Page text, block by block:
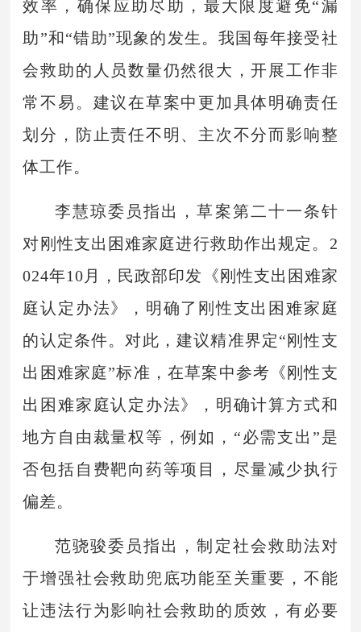
效率，确保应助尽助，最大限度避免“漏
助”和“错助”现象的发生。我国每年接受社
会救助的人员数量仍然很大，开展工作非
常不易。建议在草案中更加具体明确责任
划分，防止责任不明、主次不分而影响整
体工作。
李慧琼委员指出，草案第二十一条针
对刚性支出困难家庭进行救助作出规定。2
024年10月，民政部印发《刚性支出困难家
庭认定办法》，明确了刚性支出困难家庭
的认定条件。对此，建议精准界定“刚性支
出困难家庭”标准，在草案中参考《刚性支
出困难家庭认定办法》，明确计算方式和
地方自由裁量权等，例如，“必需支出”是
否包括自费靶向药等项目，尽量减少执行
偏差。
范骁骏委员指出，制定社会救助法对
于增强社会救助兜底功能至关重要，不能
让违法行为影响社会救助的质效，有必要